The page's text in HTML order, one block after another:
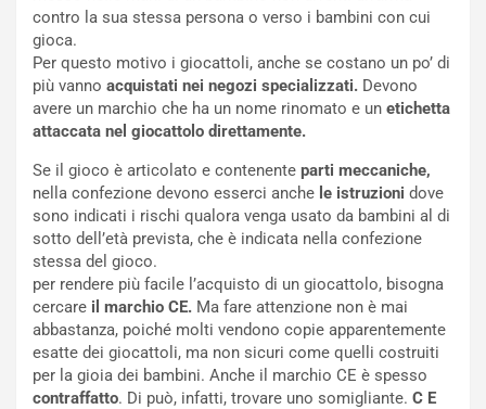
contro la sua stessa persona o verso i bambini con cui
gioca.
Per questo motivo i giocattoli, anche se costano un po’ di
più vanno acquistati nei negozi specializzati. Devono
avere un marchio che ha un nome rinomato e un etichetta
attaccata nel giocattolo direttamente.
Se il gioco è articolato e contenente parti meccaniche,
nella confezione devono esserci anche le istruzioni dove
sono indicati i rischi qualora venga usato da bambini al di
sotto dell’età prevista, che è indicata nella confezione
stessa del gioco.
per rendere più facile l’acquisto di un giocattolo, bisogna
cercare il marchio CE. Ma fare attenzione non è mai
abbastanza, poiché molti vendono copie apparentemente
esatte dei giocattoli, ma non sicuri come quelli costruiti
per la gioia dei bambini. Anche il marchio CE è spesso
contraffatto. Di può, infatti, trovare uno somigliante. C E